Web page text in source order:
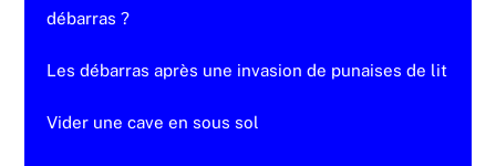
débarras ?
Les débarras après une invasion de punaises de lit
Vider une cave en sous sol